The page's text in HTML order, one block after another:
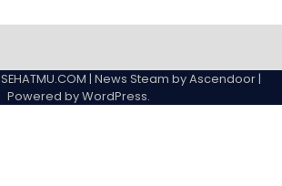
SEHATMU.COM | News Steam byAscendoor|
Powered byWordPress.